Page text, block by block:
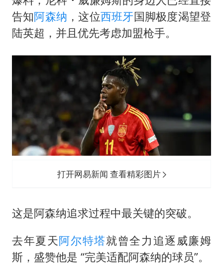
告知阿森纳 ，这位西班牙国脚极度渴望登
陆英超，并且优先考虑加盟枪手。
打开网易新闻 查看精彩图片
这是阿森纳追求过程中最关键的突破。
去年夏天阿尔特塔就曾全力追逐威廉姆
斯，盛赞他是 “完美适配阿森纳的球员”。